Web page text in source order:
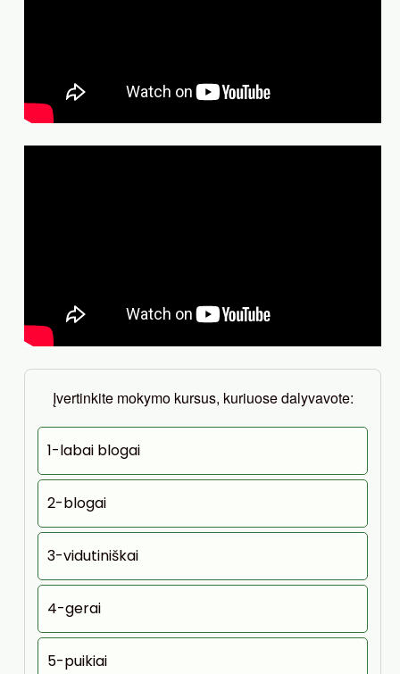
Įvertinkite mokymo kursus, kuriuose dalyvavote:
1-labai blogai
2-blogai
3-vidutiniškai
4-gerai
5-puikiai